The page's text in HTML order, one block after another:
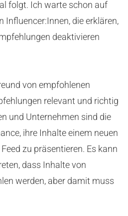
folgt. Ich warte schon auf
Influencer:Innen, die erklären,
deaktivieren
von empfohlenen
relevant und richtig
und Unternehmen sind die
ihre Inhalte einem neuen
zu präsentieren. Es kann
dass Inhalte von
werden, aber damit muss